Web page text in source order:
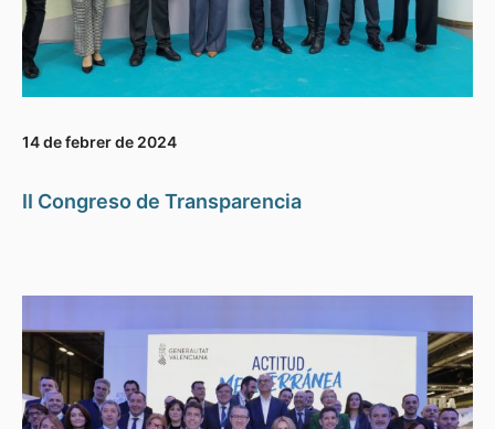
14 de febrer de 2024
II Congreso de Transparencia